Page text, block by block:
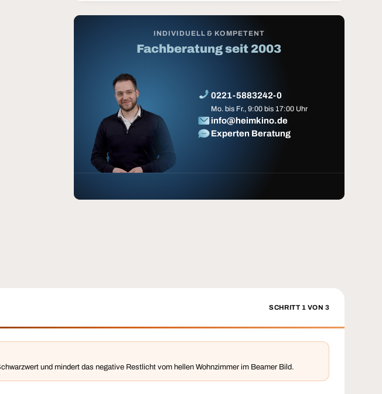
INDIVIDUELL & KOMPETENT
Fachberatung seit 2003
0221-5883242-0
Mo. bis Fr., 9:00 bis 17:00 Uhr
info@heimkino.de
Experten Beratung
SCHRITT 1 VON 3
und mindert das negative Restlicht vom hellen Wohnzimmer im Beamer Bild.